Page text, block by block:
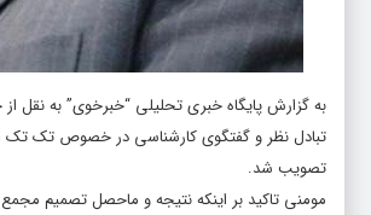
به گزارش پایگاه خبری تحلیلی “خبرخوی” به نقل
تصویب شد.
مومنی تاکید بر اینکه نتیجه و ماحصل تصمیم